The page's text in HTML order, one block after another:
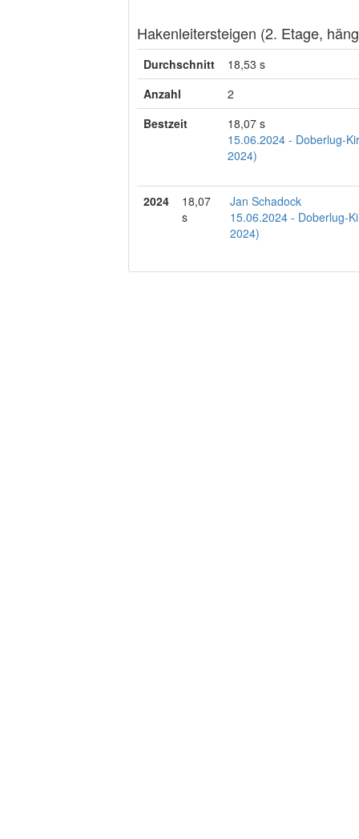
Hakenleitersteigen (2. Etage,
Durchschnitt
18,53 s
Anzahl
2
Bestzeit
18,07 s
15.06.2024 - Doberlug-
2024)
2024
18,07
s
Jan Schadock
15.06.2024 - Doberlug-
2024)